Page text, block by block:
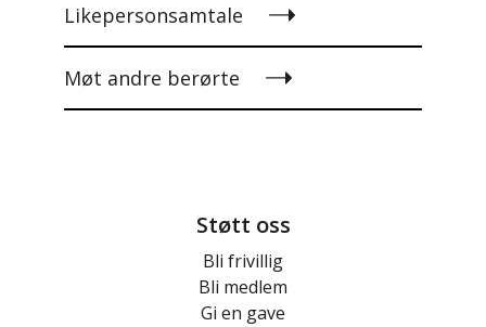
Likepersonsamtale
Møt andre berørte
Støtt oss
Bli frivillig
Bli medlem
Gi en gave